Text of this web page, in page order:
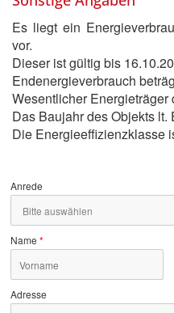
Es liegt ein
vor.
Dieser ist gültig bis
Endenergieverbrauch
Wesentlicher Energieträger
Das Baujahr des Objekts lt.
Die Energieeffizienzklasse
Anrede
Name *
Adresse